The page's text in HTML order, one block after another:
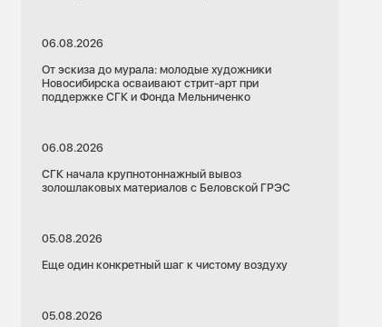
06.08.2026
От эскиза до мурала: молодые художники
Новосибирска осваивают стрит-арт при
поддержке СГК и Фонда Мельниченко
06.08.2026
СГК начала крупнотоннажный вывоз
золошлаковых материалов с Беловской ГРЭС
05.08.2026
Еще один конкретный шаг к чистому воздуху
05.08.2026